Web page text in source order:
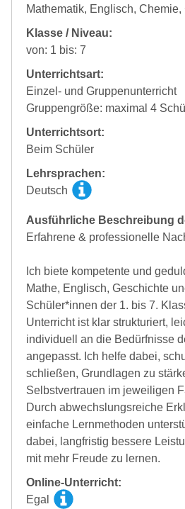
Mathematik, Englisch, Chemie,
Klasse / Niveau:
von: 1 bis: 7
Unterrichtsart:
Einzel- und Gruppenunterricht
Gruppengröße: maximal 4
Unterrichtsort:
Beim Schüler
Lehrsprachen:
Deutsch
Ausführliche Beschreibung
Erfahrene & professionelle
Ich biete kompetente und
Mathe, Englisch, Geschichte
Schüler*innen der 1. bis 7.
Unterricht ist klar strukturiert,
individuell an die Bedürfnisse
angepasst. Ich helfe dabei,
schließen, Grundlagen zu
Selbstvertrauen im jeweiligen
Durch abwechslungsreiche
einfache Lernmethoden
dabei, langfristig bessere
mit mehr Freude zu lernen.
Online-Unterricht:
Egal